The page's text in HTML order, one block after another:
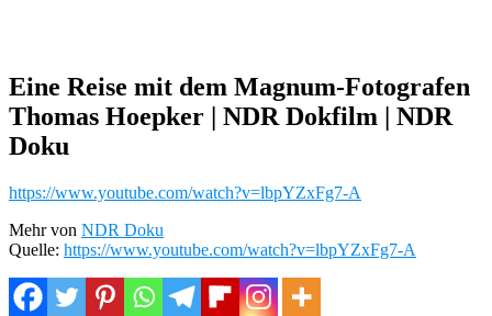
Eine Reise mit dem Magnum-Fotografen
Thomas Hoepker | NDR Dokfilm | NDR
Doku
https://www.youtube.com/watch?v=lbpYZxFg7-A
Mehr von NDR Doku
Quelle: https://www.youtube.com/watch?v=lbpYZxFg7-A